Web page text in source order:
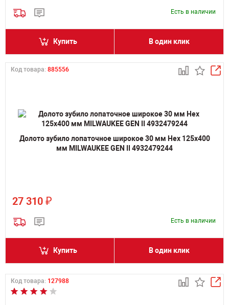
Есть в наличии
Купить В один клик
Код товара: 885556
Долото зубило лопаточное широкое 30 мм Hex 125х400
мм MILWAUKEE GEN II 4932479244
27 310 ₽
Есть в наличии
Купить В один клик
Код товара: 127988